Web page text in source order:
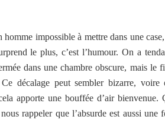
impossible à mettre dans une
le plus, c’est l’humour. On a
dans une chambre obscure, mais le
Ce décalage peut sembler bizarre,
apporte une bouffée d’air
rappeler que l’absurde est aussi une